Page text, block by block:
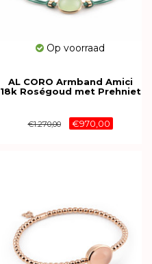
Op voorraad
AL CORO Armband Amici
18k Roségoud met Prehniet
€1.270,00 €970,00